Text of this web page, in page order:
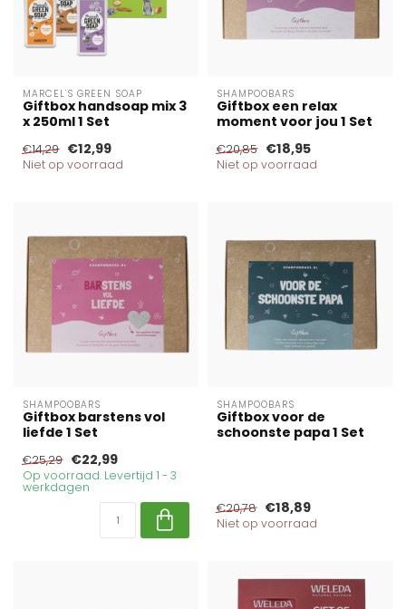
MARCEL'S GREEN SOAP
Giftbox handsoap mix 3
x 250ml 1 Set
€14,29 €12,99
Niet op voorraad
SHAMPOOBARS
Giftbox een relax
moment voor jou 1 Set
€20,85 €18,95
Niet op voorraad
SHAMPOOBARS
Giftbox barstens vol
liefde 1 Set
€25,29 €22,99
Op voorraad. Levertijd 1 - 3
werkdagen
SHAMPOOBARS
Giftbox voor de
schoonste papa 1 Set
€20,78 €18,89
Niet op voorraad